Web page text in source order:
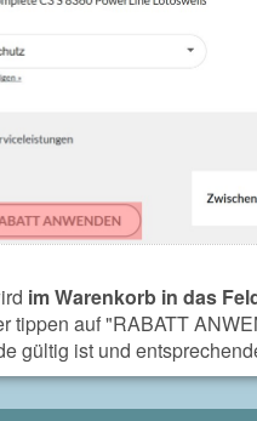
im Warenkorb in das
tippen auf "RABATT
gültig ist und